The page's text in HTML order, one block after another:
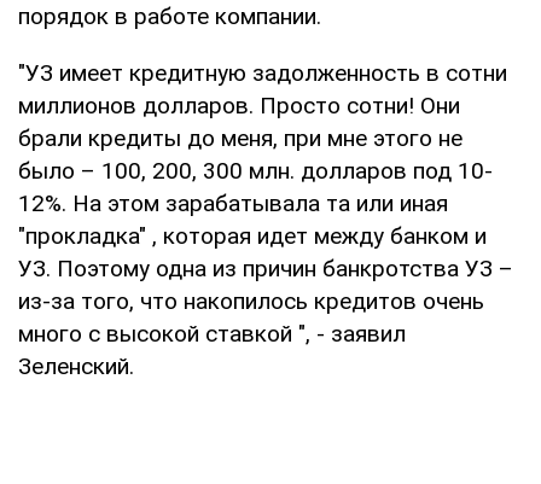
порядок в работе компании.
"УЗ имеет кредитную задолженность в сотни
миллионов долларов. Просто сотни! Они
брали кредиты до меня, при мне этого не
было – 100, 200, 300 млн. долларов под 10-
12%. На этом зарабатывала та или иная
"прокладка" , которая идет между банком и
УЗ. Поэтому одна из причин банкротства УЗ –
из-за того, что накопилось кредитов очень
много с высокой ставкой ", - заявил
Зеленский.